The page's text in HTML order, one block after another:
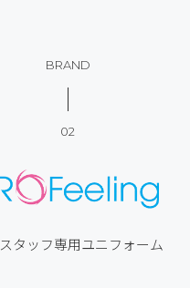
BRAND
02
タッフ専用ユニフォーム